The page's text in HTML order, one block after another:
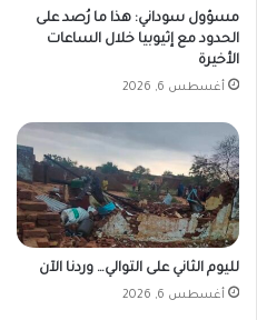
مسؤول سوداني: هذا ما رُصد على
الحدود مع إثيوبيا خلال الساعات
الأخيرة
أغسطس 6, 2026
لليوم الثاني على التوالي… وردنا الآن
أغسطس 6, 2026